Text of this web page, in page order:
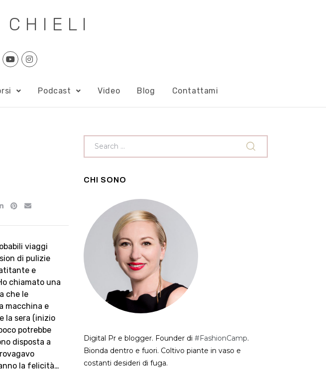
CHIELI
Podcast Video Blog Contattami
viaggi
di pulizie
e
chiamato una
che le
macchina e
la sera (inizio
potrebbe
disposta a
la felicità…
CHI SONO
Digital Pr e blogger. Founder di #FashionCamp.
Bionda dentro e fuori. Coltivo piante in vaso e
costanti desideri di fuga.